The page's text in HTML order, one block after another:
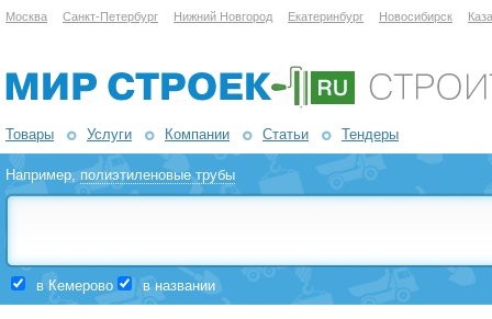
Москва Санкт-Петербург Нижний Новгород Екатеринбург Новосибирск
Товары Услуги Компании Статьи Тендеры
Например,полиэтиленовые трубы
в Кемерово в названии